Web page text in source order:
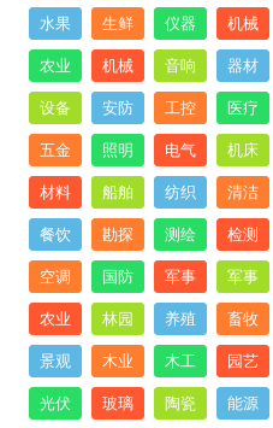
水果 生鲜 仪器 机械
农业 机械 音响 器材
设备 安防 工控 医疗
五金 照明 电气 机床
材料 船舶 纺织 清洁
餐饮 勘探 测绘 检测
空调 国防 军事 军事
农业 林园 养殖 畜牧
景观 木业 木工 园艺
光伏 玻璃 陶瓷 能源